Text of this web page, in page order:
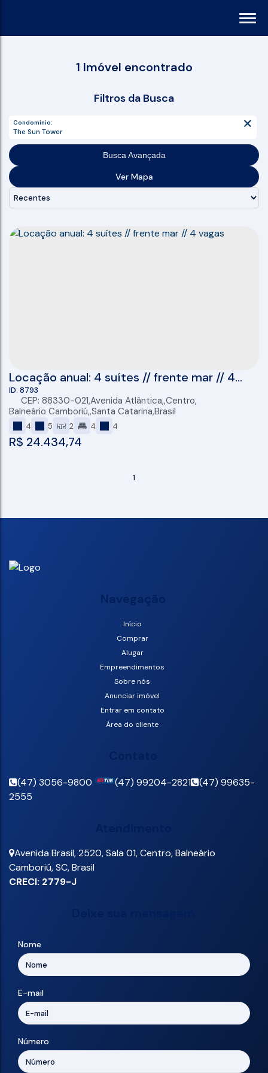
1 Imóvel encontrado
Condomínio:
The Sun Tower
Busca Avançada
Ver Mapa
Locação anual: 4 suítes // frente mar // 4
vagas
R$ 24.434,74
8793
CEP: 88330-021,Avenida Atlântica ,Centro,
Balneário Camboriú ,Santa Catarina,Brasil
4 5 2 4 4
1
Navegação
Início
Comprar
Alugar
Empreendimentos
Sobre nós
Anunciar imóvel
Entrar em contato
Área do cliente
(47) 3056-9800 (47) 99204-2821
(47) 99635-
2555
Avenida Brasil,2520,Sala 01,Centro,Balneário
Camboriú,SC,Brasil
CRECI: 2779-J
Nome
E-mail
Número